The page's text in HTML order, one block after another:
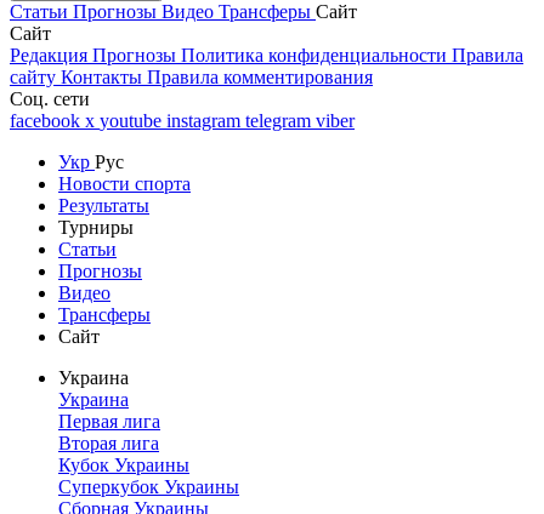
Статьи Прогнозы Видео Трансферы Сайт
Сайт
Редакция Прогнозы Политика конфиденциальности Правила
сайту Контакты Правила комментирования
Соц. сети
facebook x youtube instagram telegram viber
Укр Рус
Новости спорта
Результаты
Турниры
Статьи
Прогнозы
Видео
Трансферы
Сайт
Украина
Украина
Первая лига
Вторая лига
Кубок Украины
Суперкубок Украины
Сборная Украины